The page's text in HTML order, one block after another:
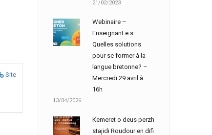
Site
21/02/2023
Webinaire –
Enseignant·e·s :
Quelles solutions
pour se former à la
langue bretonne? –
Mercredi 29 avril à
16h
13/04/2026
Kemeret o deus perzh
stajidi Roudour en difi